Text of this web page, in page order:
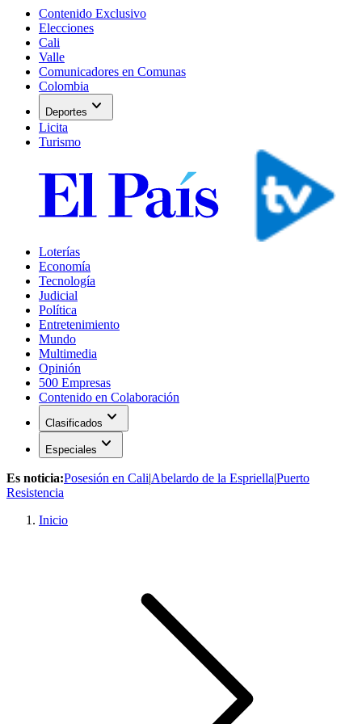
Contenido Exclusivo
Elecciones
Cali
Valle
Comunicadores en Comunas
Colombia
Deportes expand_more
Licita
Turismo
Loterías
Economía
Tecnología
Judicial
Política
Entretenimiento
Mundo
Multimedia
Opinión
500 Empresas
Contenido en Colaboración
Clasificados expand_more
Especiales expand_more
Es noticia:Posesión en Cali|Abelardo de la Espriella|Puerto
Resistencia
Inicio